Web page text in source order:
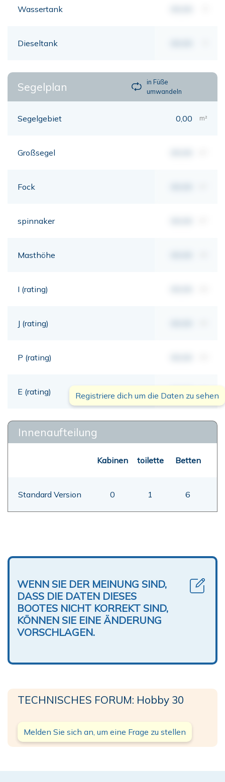
Wassertank
Dieseltank
Segelplan
in Füße
umwandeln
Segelgebiet 0,00 m²
Großsegel
Fock
spinnaker
Masthöhe
I (rating)
J (rating)
P (rating)
E (rating) 00,00 mt
Registriere dich um die Daten zu sehen
Innenaufteilung
Kabinen toilette Betten
Standard Version 0 1 6
WENN SIE DER MEINUNG SIND,
DASS DIE DATEN DIESES
BOOTES NICHT KORREKT SIND,
KÖNNEN SIE EINE ÄNDERUNG
VORSCHLAGEN.
TECHNISCHES FORUM: Hobby 30
Melden Sie sich an, um eine Frage zu stellen